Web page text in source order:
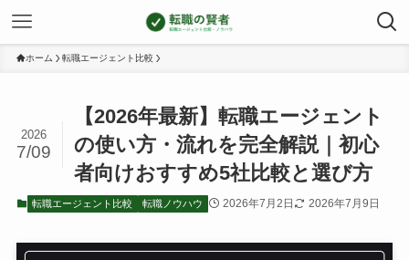
ホーム 転職エージェント比較
【2026年最新】転職エージェント
の使い方・流れを完全解説｜初心
者向けおすすめ5社比較と選び方
2026
7/09
転職エージェント比較 転職ノウハウ 2026年7月2日 2026年7月9日